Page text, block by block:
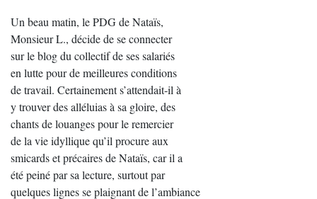
Un beau matin, le PDG de Nataïs,
Monsieur L., décide de se connecter
sur le blog du collectif de ses salariés
en lutte pour de meilleures conditions
de travail. Certainement s’attendait-il à
y trouver des alléluias à sa gloire, des
chants de louanges pour le remercier
de la vie idyllique qu’il procure aux
smicards et précaires de Nataïs, car il a
été peiné par sa lecture, surtout par
quelques lignes se plaignant de l’ambiance